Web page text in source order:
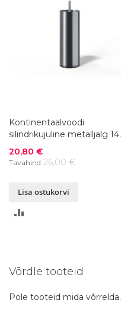
Kontinentaalvoodi
silindrikujuline metalljalg 14
cm, 4tk.
Soodushind
20,80 €
Tavahind 26,00 €
Lisa ostukorvi
Võrdle tooteid
Pole tooteid mida võrrelda.